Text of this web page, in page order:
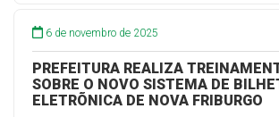
6 de novembro de 2025
PREFEITURA REALIZA
SOBRE O NOVO SISTEMA DE
ELETRÕNICA DE NOVA FRIBURGO